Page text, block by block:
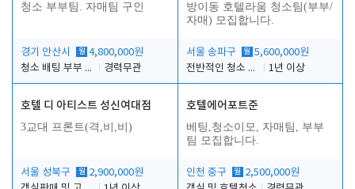
청소 부부팀. 자매팀 구인
경기 안산시 월 4,800,000원
청소 배팅 부부 구합니다
경력무관
방이동 호텔라움 청소팀(부부/
자매) 모집합니다.
서울 송파구 월 5,600,000원
전반적인 청소 업무(객실청소.객실정리)
1년 이상
호텔 디 아티스트 성신여대점
3교대 프론트(격,비,비)
서울 성북구 월 2,900,000원
호텔에어포트준
베팅,청소이모, 자매팀, 부부
팀 모집합니다.
인천 중구 월 2,500,000원